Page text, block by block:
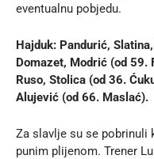
eventualnu pobjedu.
Hajduk: Pandurić,
Domazet, Modrić (od 59.
Ruso, Stolica (od 36.
Alujević (od 66. Maslać).
Za slavlje su se pobrinuli
punim plijenom. Trener